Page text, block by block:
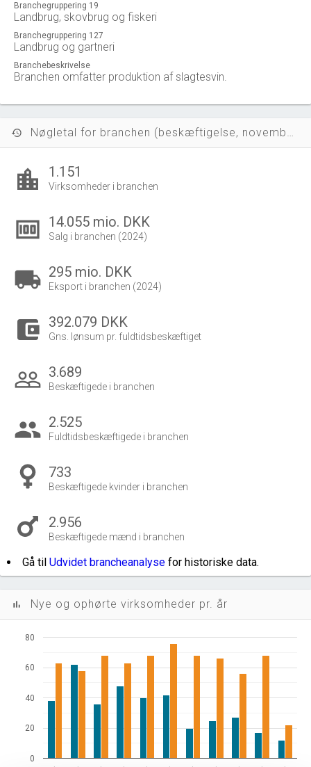
Branchegruppering 19
Landbrug, skovbrug og fiskeri
Branchegruppering 127
Landbrug og gartneri
Branchebeskrivelse
Branchen omfatter produktion af slagtesvin.
history Nøgletal for branchen (beskæftigelse, november 2023)
location_city 1.151
Virksomheder i branchen
money 14.055 mio. DKK
Salg i branchen (2024)
local_shipping 295 mio. DKK
Eksport i branchen (2024)
account_balance_wallet 392.079 DKK
Gns. lønsum pr. fuldtidsbeskæftiget
people_outline 3.689
Beskæftigede i branchen
group 2.525
Fuldtidsbeskæftigede i branchen
733
Beskæftigede kvinder i branchen
2.956
Beskæftigede mænd i branchen
Gå til Udvidet brancheanalyse for historiske data.
bar_chart Nye og ophørte virksomheder pr. år
0
20
40
60
80